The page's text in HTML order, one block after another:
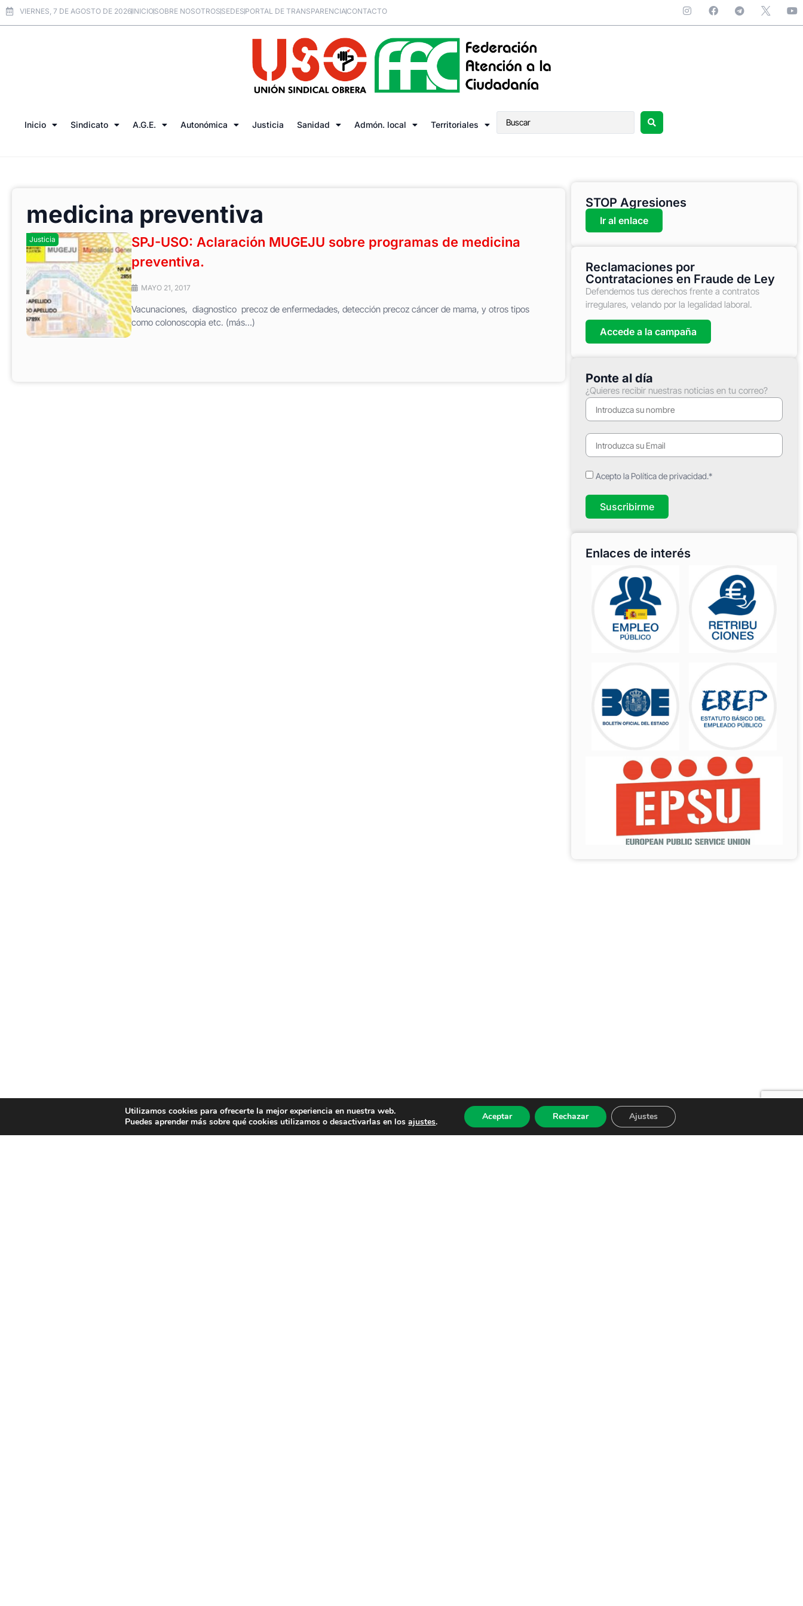
VIERNES, 7 DE AGOSTO DE 2026INICIOSOBRE NOSOTROSSEDESPORTAL DE TRANSPARENCIACONTACTO
Inicio Sindicato A.G.E. Autonómica Justicia Sanidad Admón. local Territoriales
medicina preventiva
Justicia
SPJ-USO: Aclaración MUGEJU sobre programas de medicina
preventiva.
MAYO 21, 2017
Vacunaciones, diagnostico precoz de enfermedades, detección precoz cáncer de mama, y otros tipos
como colonoscopia etc. (más…)
STOP Agresiones
Ir al enlace
Reclamaciones por
Contrataciones en Fraude de Ley
Defendemos tus derechos frente a contratos
irregulares, velando por la legalidad laboral.
Accede a la campaña
Ponte al día
¿Quieres recibir nuestras noticias en tu correo?
Acepto la Política de privacidad.*
Suscribirme
Enlaces de interés
Utilizamos cookies para ofrecerte la mejor experiencia en nuestra web.
Puedes aprender más sobre qué cookies utilizamos o desactivarlas en losajustes. Aceptar Rechazar Ajustes